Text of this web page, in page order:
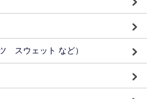
スウェット など）